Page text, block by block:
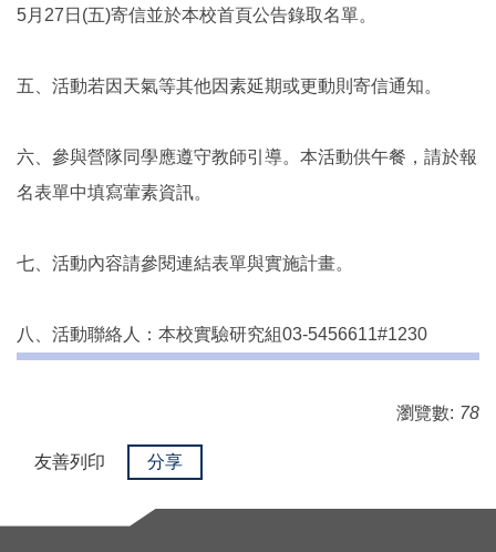
5月27日(五)寄信並於本校首頁公告錄取名單。
五、活動若因天氣等其他因素延期或更動則寄信通知。
六、參與營隊同學應遵守教師引導。本活動供午餐，請於報
名表單中填寫葷素資訊。
七、活動內容請參閱連結表單與實施計畫。
八、活動聯絡人：本校實驗研究組03-5456611#1230
瀏覽數: 78
友善列印 分享